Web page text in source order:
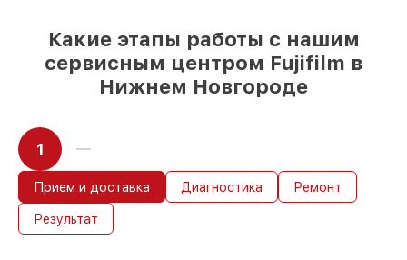
Какие этапы работы с нашим
сервисным центром Fujifilm в
Нижнем Новгороде
1
Прием и доставка Диагностика Ремонт
Результат